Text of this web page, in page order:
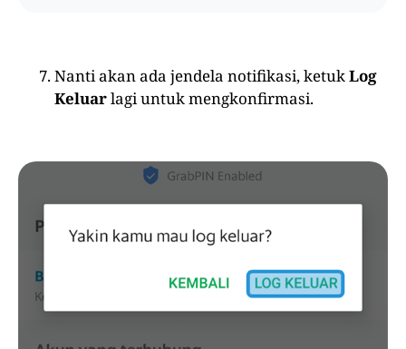
Nanti akan ada jendela notifikasi, ketukLog
Keluarlagi untuk mengkonfirmasi.